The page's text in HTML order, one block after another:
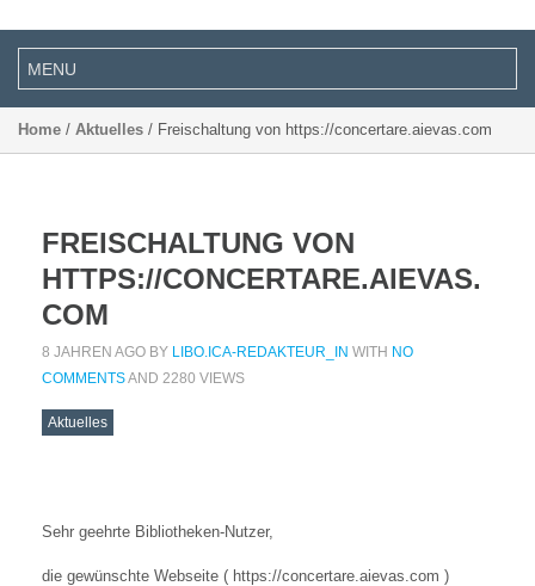
Home / Aktuelles / Freischaltung von https://concertare.aievas.com
FREISCHALTUNG VON
HTTPS://CONCERTARE.AIEVAS.
COM
8 JAHREN AGO BY LIBO.ICA-REDAKTEUR_IN WITH NO
COMMENTSAND 2280 VIEWS
Aktuelles
Sehr geehrte Bibliotheken-Nutzer,
die gewünschte Webseite ( https://concertare.aievas.com )